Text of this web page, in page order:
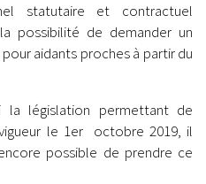
statutaire et contractuel
possibilité de demander un
aidants proches à partir du
la législation permettant de
le 1er octobre 2019, il
possible de prendre ce